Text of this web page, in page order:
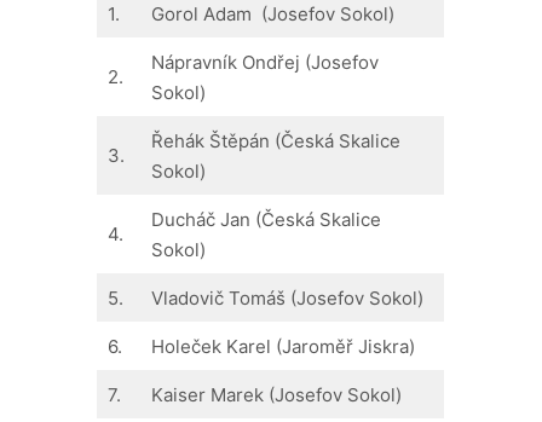
1. Gorol Adam (Josefov Sokol)
2.
Nápravník Ondřej (Josefov
Sokol)
3.
Řehák Štěpán (Česká Skalice
Sokol)
4.
Ducháč Jan (Česká Skalice
Sokol)
5. Vladovič Tomáš (Josefov Sokol)
6. Holeček Karel (Jaroměř Jiskra)
7. Kaiser Marek (Josefov Sokol)